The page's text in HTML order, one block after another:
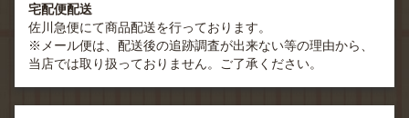
宅配便配送
佐川急便にて商品配送を行っております。
※メール便は、配送後の追跡調査が出来ない等の理由から、
当店では取り扱っておりません。ご了承ください。